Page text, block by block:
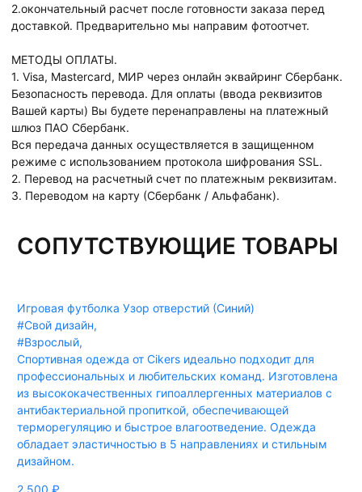
2.окончательный расчет после готовности заказа перед
доставкой. Предварительно мы направим фотоотчет.
МЕТОДЫ ОПЛАТЫ.
1. Visa, Mastercard, МИР через онлайн эквайринг Сбербанк.
Безопасность перевода. Для оплаты (ввода реквизитов
Вашей карты) Вы будете перенаправлены на платежный
шлюз ПАО Сбербанк.
Вся передача данных осуществляется в защищенном
режиме с использованием протокола шифрования SSL.
2. Перевод на расчетный счет по платежным реквизитам.
3. Переводом на карту (Сбербанк / Альфабанк).
СОПУТСТВУЮЩИЕ ТОВАРЫ
Игровая футболка Узор отверстий (Синий)
#Свой дизайн,
#Взрослый,
Спортивная одежда от Cikers идеально подходит для
профессиональных и любительских команд. Изготовлена
из высококачественных гипоаллергенных материалов с
антибактериальной пропиткой, обеспечивающей
терморегуляцию и быстрое влагоотведение. Одежда
обладает эластичностью в 5 направлениях и стильным
дизайном.
2 500 ₽